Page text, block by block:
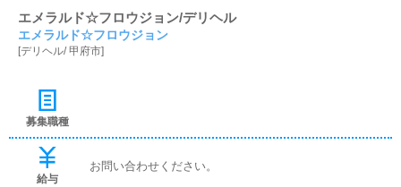
エメラルド☆フロウジョン/デリヘル
エメラルド☆フロウジョン
[デリヘル/甲府市]
募集職種
給与
お問い合わせください。